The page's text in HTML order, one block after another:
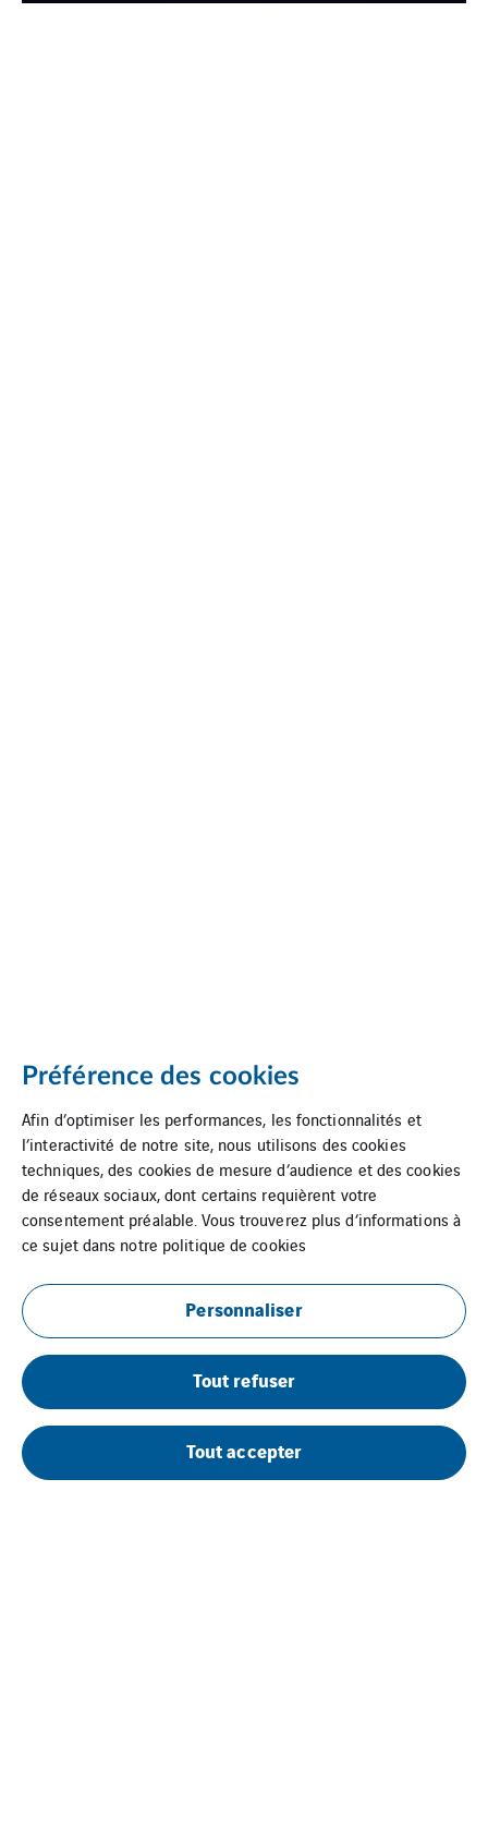
Préférence des cookies
Afin d’optimiser les performances, les fonctionnalités et
l’interactivité de notre site, nous utilisons des cookies
techniques, des cookies de mesure d’audience et des cookies
de réseaux sociaux, dont certains requièrent votre
consentement préalable. Vous trouverez plus d’informations à
ce sujet dans notre politique de cookies
Personnaliser
Tout refuser
Tout accepter